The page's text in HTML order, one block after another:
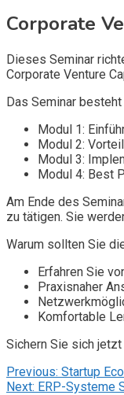
Corporate
Dieses Seminar
Corporate Venture
Das Seminar
Modul 1:
Modul 2:
Modul 3:
Modul 4: Best
Am Ende des
zu tätigen. Sie
Warum sollten Sie
Erfahren Sie
Praxisnaher
Komfortable
Sichern Sie sich
Previous: Startup
Next: ERP-Systeme